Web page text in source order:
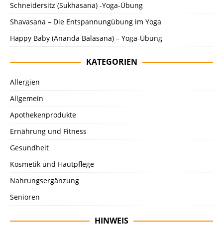
Schneidersitz (Sukhasana) -Yoga-Übung
Shavasana – Die Entspannungübung im Yoga
Happy Baby (Ananda Balasana) – Yoga-Übung
KATEGORIEN
Allergien
Allgemein
Apothekenprodukte
Ernährung und Fitness
Gesundheit
Kosmetik und Hautpflege
Nahrungsergänzung
Senioren
HINWEIS